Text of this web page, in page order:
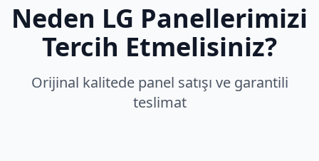
Neden LG Panellerimizi
Tercih Etmelisiniz?
Orijinal kalitede panel satışı ve garantili
teslimat